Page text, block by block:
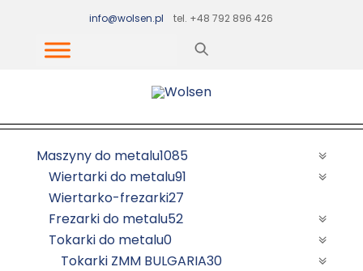
content
info@wolsen.pl tel. +48 792 896 426
Maszyny do metalu1085
Wiertarki do metalu91
Wiertarko-frezarki27
Frezarki do metalu52
Tokarki do metalu0
Tokarki ZMM BULGARIA30